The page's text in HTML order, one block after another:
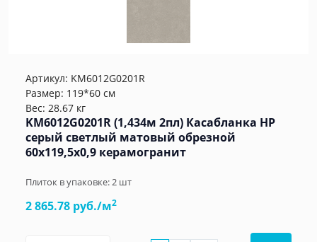
Артикул: KM6012G0201R
Размер: 119*60 см
Вес: 28.67 кг
KM6012G0201R (1,434м 2пл) Касабланка HP
серый светлый матовый обрезной
60x119,5x0,9 керамогранит
Плиток в упаковке:2 шт
2 865.78 руб./м2